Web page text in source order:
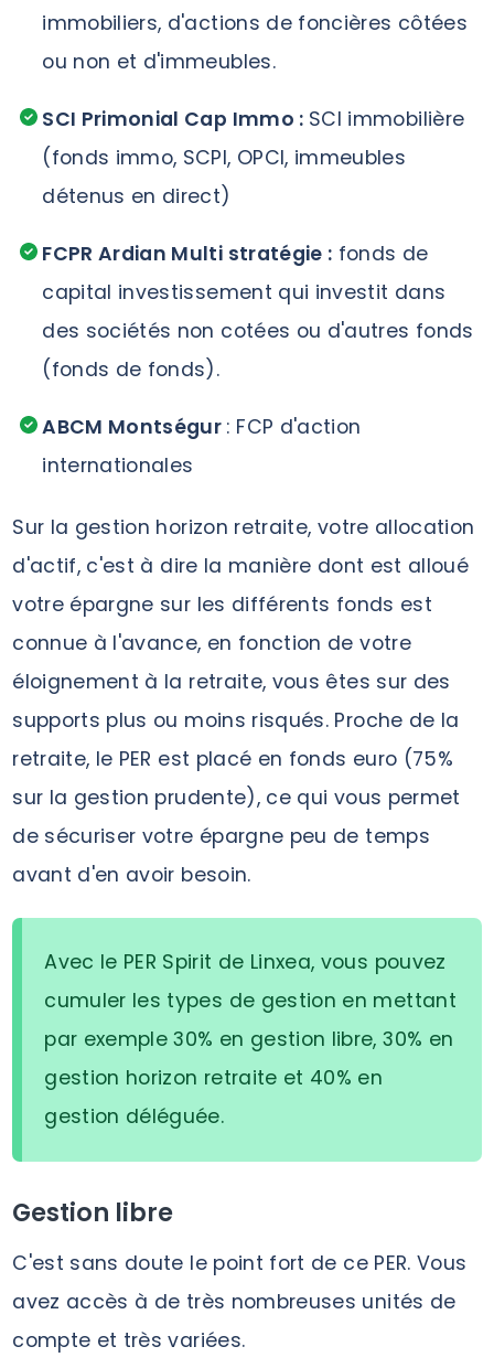
immobiliers, d'actions de foncières côtées
ou non et d'immeubles.
SCI Primonial Cap Immo : SCI immobilière
(fonds immo, SCPI, OPCI, immeubles
détenus en direct)
FCPR Ardian Multi stratégie : fonds de
capital investissement qui investit dans
des sociétés non cotées ou d'autres fonds
(fonds de fonds).
ABCM Montségur : FCP d'action
internationales
Sur la gestion horizon retraite, votre allocation
d'actif, c'est à dire la manière dont est alloué
votre épargne sur les différents fonds est
connue à l'avance, en fonction de votre
éloignement à la retraite, vous êtes sur des
supports plus ou moins risqués. Proche de la
retraite, le PER est placé en fonds euro (75%
sur la gestion prudente), ce qui vous permet
de sécuriser votre épargne peu de temps
avant d'en avoir besoin.
Avec le PER Spirit de Linxea, vous pouvez
cumuler les types de gestion en mettant
par exemple 30% en gestion libre, 30% en
gestion horizon retraite et 40% en
gestion déléguée.
Gestion libre
C'est sans doute le point fort de ce PER. Vous
avez accès à de très nombreuses unités de
compte et très variées.